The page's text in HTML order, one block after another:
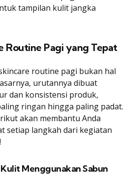
tampilan kulit jangka
Routine Pagi yang Tepat
routine pagi bukan hal
urutannya dibuat
dan konsistensi produk,
ringan hingga paling padat.
akan membantu Anda
setiap langkah dari kegiatan
Menggunakan Sabun